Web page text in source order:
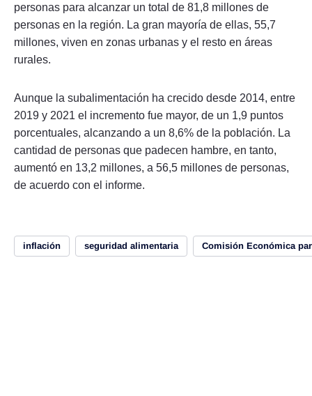
personas para alcanzar un total de 81,8 millones de
personas en la región. La gran mayoría de ellas, 55,7
millones, viven en zonas urbanas y el resto en áreas
rurales.
Aunque la subalimentación ha crecido desde 2014, entre
2019 y 2021 el incremento fue mayor, de un 1,9 puntos
porcentuales, alcanzando a un 8,6% de la población. La
cantidad de personas que padecen hambre, en tanto,
aumentó en 13,2 millones, a 56,5 millones de personas,
de acuerdo con el informe.
inflación seguridad alimentaria Comisión Económica